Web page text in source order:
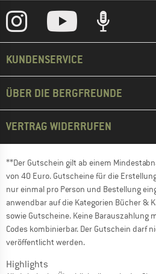
KUNDENSERVICE
ÜBER DIE BERGFREUNDE
VERTRAG WIDERRUFEN
**Der Gutschein gilt ab einem
von 40 Euro. Gutscheine für die
nur einmal pro Person und Bestellung
anwendbar auf die Kategorien Bücher &
sowie Gutscheine. Keine Barauszahlung
Codes kombinierbar. Der Gutschein darf
veröffentlicht werden.
Highlights